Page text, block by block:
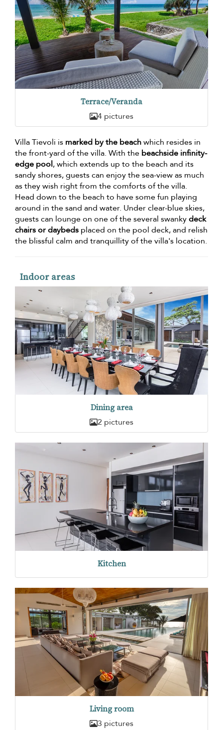
Terrace/Veranda
4 pictures
Villa Tievoli is marked by the beachwhich resides in
the front-yard of the villa. With the beachside infinity-
edge pool, which extends up to the beach and its
sandy shores, guests can enjoy the sea-view as much
as they wish right from the comforts of the villa.
Head down to the beach to have some fun playing
around in the sand and water. Under clear-blue skies,
guests can lounge on one of the several swankydeck
chairs or daybeds placed on the pool deck, and relish
the blissful calm and tranquillity of the villa's location.
Indoor areas
Dining area
2 pictures
Kitchen
Living room
3 pictures